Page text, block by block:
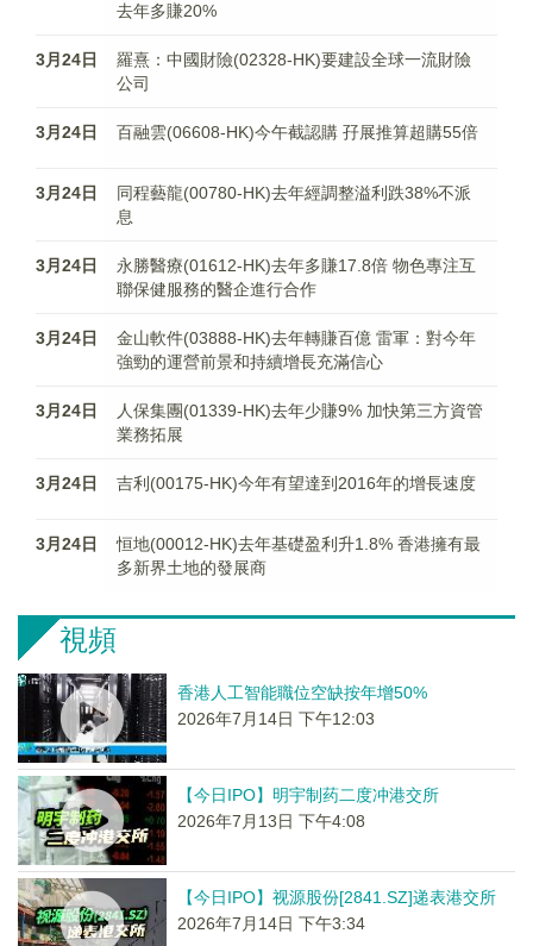
去年多賺20%
3月24日
羅熹：中國財險(02328-HK)要建設全球一流財險
公司
3月24日 百融雲(06608-HK)今午截認購 孖展推算超購55倍
3月24日
同程藝龍(00780-HK)去年經調整溢利跌38%不派
息
3月24日
永勝醫療(01612-HK)去年多賺17.8倍 物色專注互
聯保健服務的醫企進行合作
3月24日
金山軟件(03888-HK)去年轉賺百億 雷軍：對今年
強勁的運營前景和持續增長充滿信心
3月24日
人保集團(01339-HK)去年少賺9% 加快第三方資管
業務拓展
3月24日 吉利(00175-HK)今年有望達到2016年的增長速度
3月24日
恒地(00012-HK)去年基礎盈利升1.8% 香港擁有最
多新界土地的發展商
視頻
香港人工智能職位空缺按年增50%
2026年7月14日 下午12:03
【今日IPO】明宇制药二度冲港交所
2026年7月13日 下午4:08
【今日IPO】视源股份[2841.SZ]递表港交所
2026年7月14日 下午3:34